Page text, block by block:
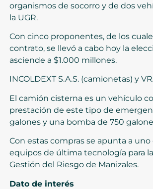
organismos de socorro y de dos
la UGR.
Con cinco proponentes, de los
contrato, se llevó a cabo hoy la
asciende a $1.000 millones.
INCOLDEXT S.A.S. (camionetas) y
El camión cisterna es un vehículo
prestación de este tipo de
galones y una bomba de 750
Con estas compras se apunta a
equipos de última tecnología para
Gestión del Riesgo de Manizales.
Dato de interés